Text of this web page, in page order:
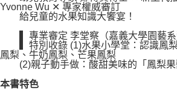
Yvonne Wu ✕ 專家權威審訂
給兒童的水果知識大饗宴！
▍專業審定 李堂察（嘉義大學園藝系
▍特別收錄 (1)水果小學堂：認識鳳梨
鳳梨、牛奶鳳梨、芒果鳳梨
(2)親子動手做：酸甜美味的「鳳梨果
本書特色